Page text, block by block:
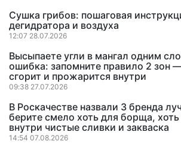
Сушка грибов: пошаговая
дегидратора и воздуха
12:07 28.07.2026
Высыпаете угли в мангал одним
ошибка: запомните правило 2 зон
сгорит и прожарится внутри
09:38 27.07.2026
В Роскачестве назвали 3 бренда
берите смело хоть для борща, хоть
внутри чистые сливки и закваска
14:54 07.08.2026